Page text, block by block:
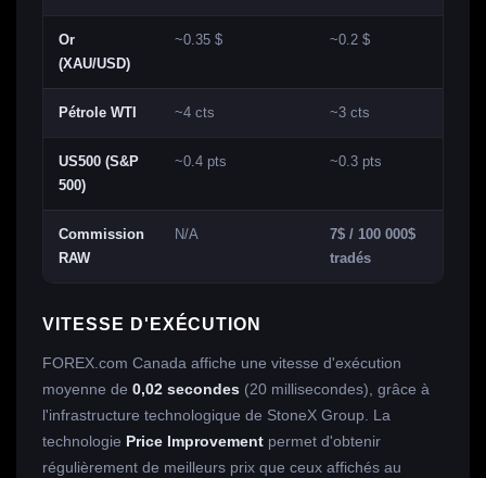
Or
(XAU/USD)
~0.35 $ ~0.2 $
Pétrole WTI ~4 cts ~3 cts
US500 (S&P
500)
~0.4 pts ~0.3 pts
Commission
RAW
N/A
7$ / 100 000$
tradés
VITESSE D'EXÉCUTION
FOREX.com Canada affiche une vitesse d'exécution
moyenne de 0,02 secondes (20 millisecondes), grâce à
l'infrastructure technologique de StoneX Group. La
technologie Price Improvement permet d'obtenir
régulièrement de meilleurs prix que ceux affichés au